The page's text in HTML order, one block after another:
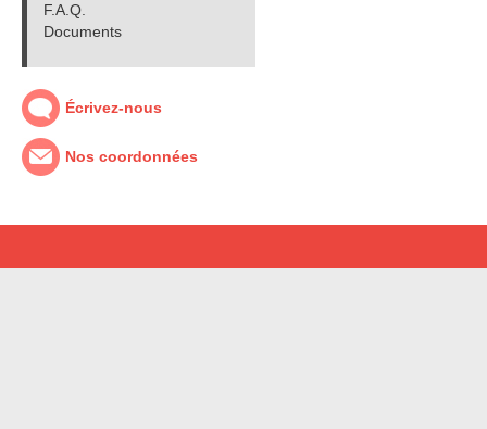
F.A.Q.
Documents
Écrivez-nous
Nos coordonnées